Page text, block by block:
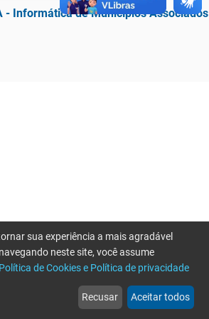
- Informática de Municípios Associados
web
Notícias
more_horiz
Mais
sua experiência a mais agradável
neste site, você assume
Política de Cookies e Política de privacidade
Recusar Aceitar todos
por favor tente novamente